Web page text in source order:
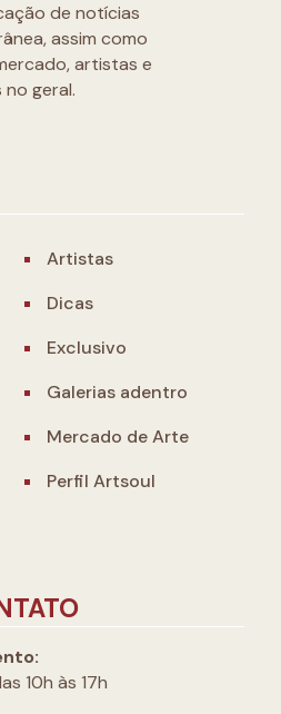
de notícias
assim como
artistas e
geral.
Artistas
Dicas
Exclusivo
Galerias adentro
Mercado de Arte
Perfil Artsoul
10h às 17h